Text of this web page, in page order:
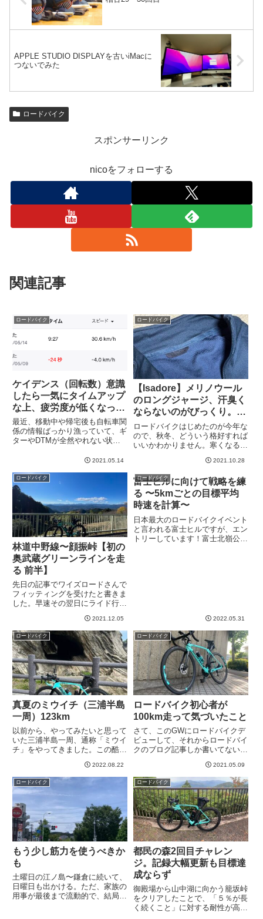
APPLE STUDIO DISPLAYを古いiMacに
つないでみた
ロードバイク
スポンサーリンク
nicoをフォローする
関連記事
ロードバイク
ケイデンス（回転数）意識
したら一気にタイムアップ
な上、疲労度が低くなっ
た。
最近、移動中や帰宅後も自転車関
係の情報ばっかり漁っていて、ギ
ターやDTMが全然やれない状態
面白え。さて、自転車用語で「ケ
これは１分間に何回ペダルを回す
か、という意味です。60なら１...
2021.05.14
ロードバイク
【Isadore】メリノウール
のロングジャージ、汗臭く
ならないのがびっくり。そ
して通気性高くて快適
ロードバイクはじめたのが今年な
ので、秋冬、どういう格好すれば
いいかわかりません。寒くなる前
ないので、しばらく前、Tokyo
Wheelsさんに物色しに行きまし
た。店員さんに尋ねてみると、基
本は「重ね着」で、状況...
2021.10.28
ロードバイク
林道中野線〜顔振峠【初の
奥武蔵グリーンラインを走
る 前半】
先日の記事でワイズロードさんで
フィッティングを受けたと書きま
した。早速その翌日にライド行っ
ーンライン。飯能・秩父エリアは
初挑戦です！多摩湖（村山貯水
池）付近の実家に車まで行って飯
能エリアへゴー実は私、実家が多
摩...
2021.12.05
ロードバイク
富士ヒルに向けて戦略を練
る 〜5kmごとの目標平均
時速を計算〜
日本最大のロードバイクイベント
と言われる富士ヒルですが、エン
トリーしています！富士北嶺公園
2022.05.31
ロードバイク
真夏のミウイチ（三浦半島
一周）123km
以前から、やってみたいと思って
いた三浦半島一周、通称「ミウイ
チ」をやってきました。この酷暑
ロードバイクあまり乗れてなくて
残念極まりないのですが、特にフ
ジヒル以降、近所を1回走っただ
けという体たらく。ただ...
2022.08.22
ロードバイク
ロードバイク初心者が
100km走って気づいたこと
さて、このGWにロードバイクデ
ビューして、それからロードバイ
クのブログ記事しか書いてない
すがその前にもう一つ。今朝、累
計111kmということでなんとなく
最初の目処であった100kmを超え
ました。もっとも100k...
2021.05.09
ロードバイク
もう少し筋力を使うべきか
も
土曜日の江ノ島〜鎌倉に続いて、
日曜日も出かける。ただ、家族の
用事が最後まで流動的で、結局出
ロードバイク
都民の森2回目チャレン
ジ。記録大幅更新も目標達
成ならず
御殿場から山中湖に向かう籠坂峠
をクリアしたことで、「５％が長
く続くこと」に対する耐性が高ま